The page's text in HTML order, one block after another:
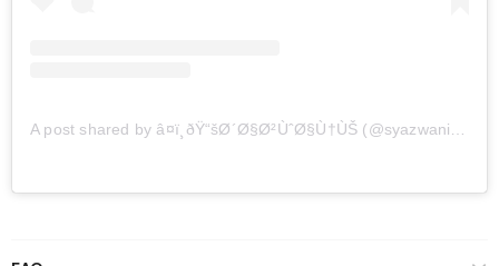
A post shared by â¤ï¸ðŸ“šØ´Ø§Ø²ÙˆØ§Ù†ÙŠ (@syazwanizainudin_)